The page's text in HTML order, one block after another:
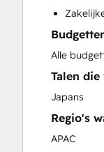
Social
Website
Alle
Talen
Japans
Regio's
APAC